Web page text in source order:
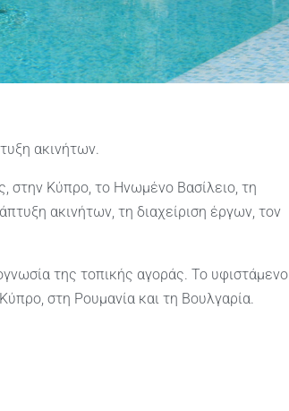
ακινήτων.
στην Κύπρο, το Ηνωμένο Βασίλειο, τη
ακινήτων, τη διαχείριση έργων, τον
της τοπικής αγοράς. Το υφιστάμενο
στη Ρουμανία και τη Βουλγαρία.